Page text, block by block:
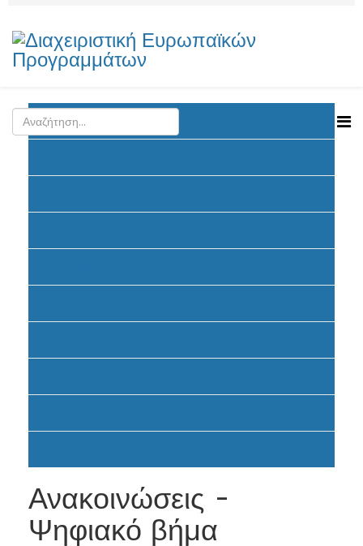
Ανακοινώσεις
Ανακοινώσεις -
Ψηφιακό βήμα